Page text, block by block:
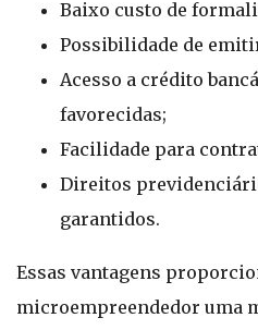
Baixo custo de
Possibilidade de
Acesso a crédito
favorecidas;
Facilidade para
Direitos
garantidos.
Essas vantagens
microempreendedor uma